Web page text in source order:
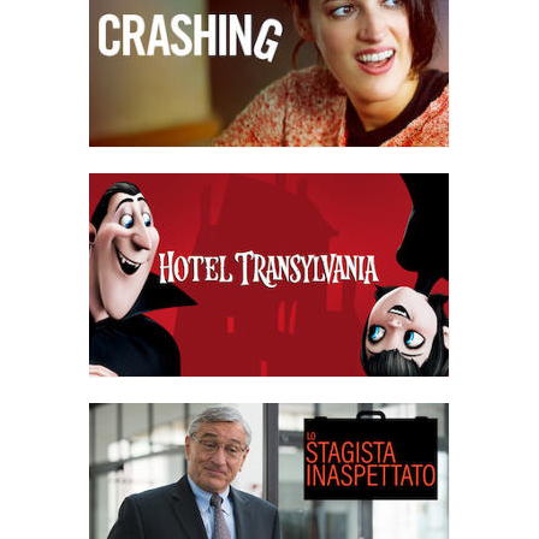
Darian, che si trova con Krista a una cena della squadra di calcio,
dicendogli che Nadine è scomparsa e Darian e Krista partono alla
sua ricerca. Nick va a prendere Nadine e guida fino a un
parcheggio abbandonato vicino all'acqua. Mentre è seduto in
macchina ad ascoltare un CD, Nick tenta ripetutamente di fare
sesso con Nadine. Nadine lo respinge dopo ogni tentativo, il che
rende Nick molto frustrato perché credeva che, vista la natura del
suo messaggio sessualmente esplicito, lei volesse davvero fare
sesso con lui. Imbarazzata e con il cuore spezzato, Nadine
scappa e chiama il signor Bruner, che la trova in una tavola calda
nelle vicinanze e la porta a casa sua dove aspetta con la moglie e
il figlio neonato fino all'arrivo di Darian. I due discutono
animatamente perché Nadine crede che lui sia lì solo per poter
fare ancora una volta l'eroe con la madre. Darian dice a Nadine
che sta soffrendo per la pressione di doversi occupare della
famiglia al posto del padre. Darian confessa di sentirsi in trappola
e di non essersi iscritto a college lontani perché deve essere
presente per la famiglia. Inoltre lo turba il fatto che Nadine detesti
la sua relazione con Krista, che è diventata la persona migliore
della sua vita. Dopo la partenza di Darian, il signor Bruner